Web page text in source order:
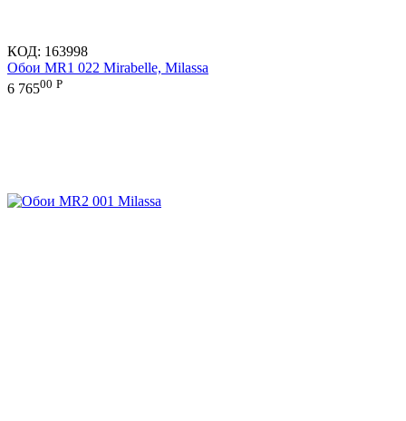
КОД: 163998
Обои MR1 022 Mirabelle, Milassa
6 76500 Р